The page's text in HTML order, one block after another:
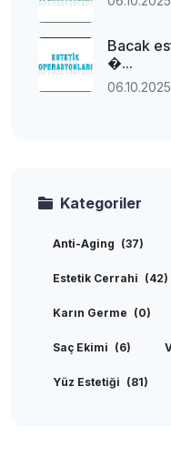
Bacak
�...
06.10.2025
Kategoriler
Anti-Aging (37)
Estetik Cerrahi (42)
Karın Germe (0)
Saç Ekimi (6)
Yüz Estetiği (81)